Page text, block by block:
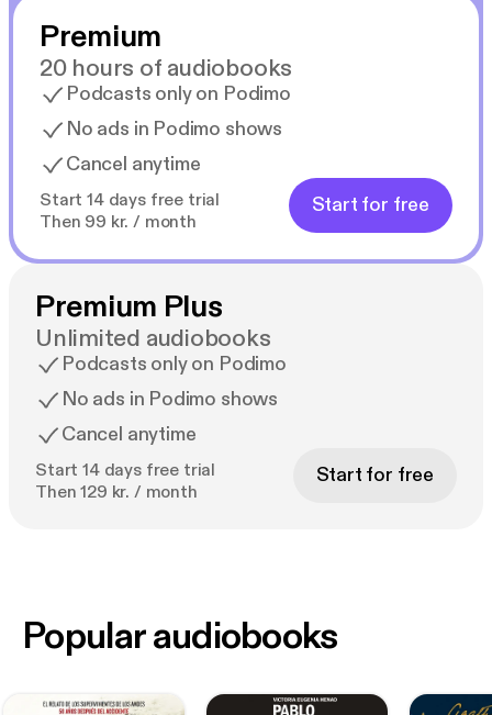
Premium
20 hours of audiobooks
Podcasts only on Podimo
No ads in Podimo shows
Cancel anytime
Start 14 days free trial
Then 99 kr. / month
Start for free
Premium Plus
Unlimited audiobooks
Podcasts only on Podimo
No ads in Podimo shows
Cancel anytime
Start 14 days free trial
Then 129 kr. / month
Start for free
Popular audiobooks